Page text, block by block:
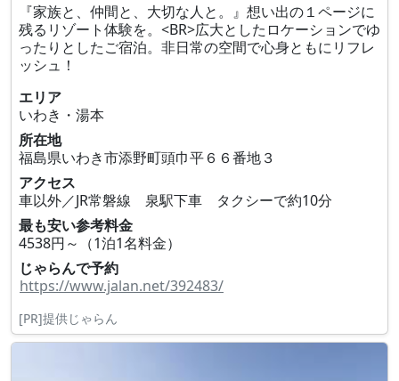
『家族と、仲間と、大切な人と。』想い出の１ページに
残るリゾート体験を。<BR>広大としたロケーションでゆ
ったりとしたご宿泊。非日常の空間で心身ともにリフレ
ッシュ！
エリア
いわき・湯本
所在地
福島県いわき市添野町頭巾平６６番地３
アクセス
車以外／JR常磐線 泉駅下車 タクシーで約10分
最も安い参考料金
4538円～（1泊1名料金）
じゃらんで予約
https://www.jalan.net/392483/
[PR]提供じゃらん